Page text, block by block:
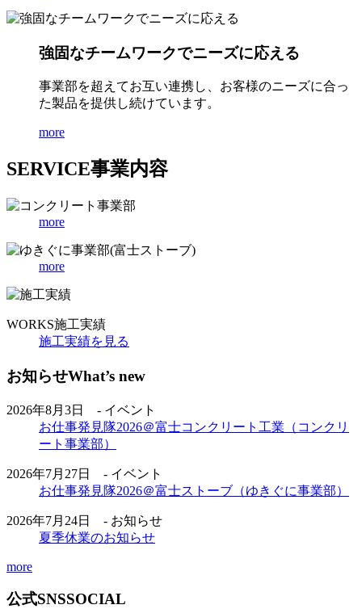
強固なチームワークでニーズに応える
事業部を超えてお互い連携し、お客様のニーズに合っ
た製品を提供し続けています。
more
SERVICE事業内容
more
more
WORKS施工実績
施工実績を見る
お知らせWhat’s new
2026年8月3日 - イベント
お仕事発見隊2026＠富士コンクリート工業（コンクリ
ート事業部）
2026年7月27日 - イベント
お仕事発見隊2026＠富士ストーブ（ゆきぐに事業部）
2026年7月24日 - お知らせ
夏季休業のお知らせ
more
公式SNSSOCIAL